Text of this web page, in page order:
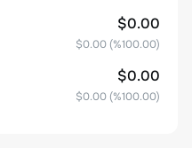
$0.00
$0.00 (%100.00)
$0.00
$0.00 (%100.00)